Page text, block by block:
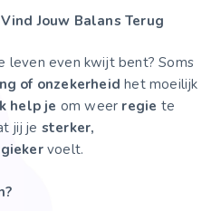
Jouw Balans Terug
leven even kwijt bent? Soms
of onzekerheid het moeilijk
help je om weer regie te
jij je sterker,
voelt.